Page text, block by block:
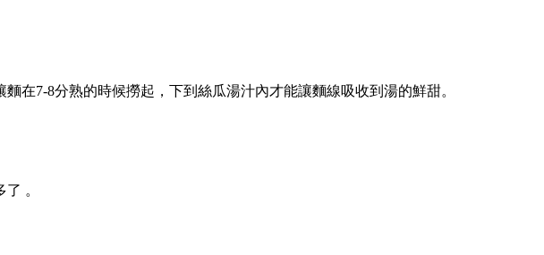
在7-8分熟的時候撈起，下到絲瓜湯汁內才能讓麵線吸收到湯的鮮甜。
。